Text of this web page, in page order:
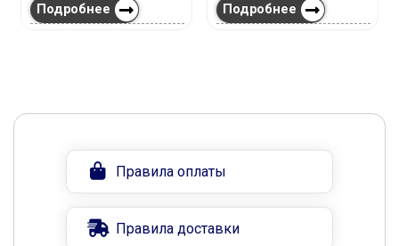
Подробнее Подробнее
Правила оплаты
Правила доставки